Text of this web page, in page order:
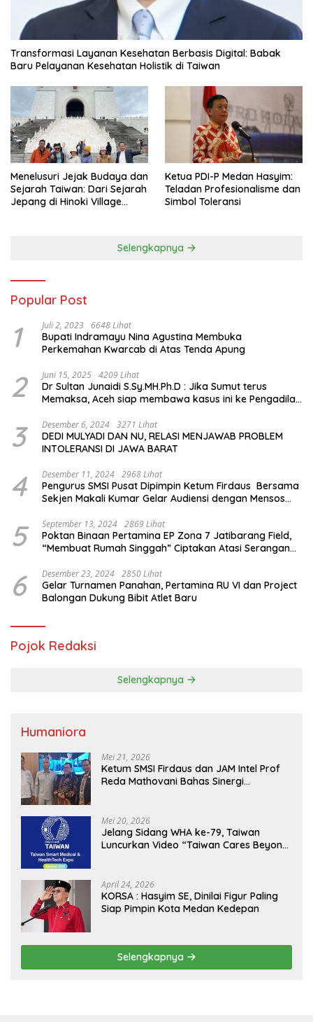
Transformasi Layanan Kesehatan Berbasis Digital: Babak
Baru Pelayanan Kesehatan Holistik di Taiwan
Menelusuri Jejak Budaya dan
Sejarah Taiwan: Dari Sejarah
Jepang di Hinoki Village
Ketua PDI-P Medan Hasyim:
Teladan Profesionalisme dan
Simbol Toleransi
Selengkapnya
Popular Post
1 Juli 2, 2023 6648 Lihat
Bupati Indramayu Nina Agustina Membuka
Perkemahan Kwarcab di Atas Tenda Apung
2 Juni 15, 2025 4209 Lihat
Dr Sultan Junaidi S.Sy.MH.Ph.D : Jika Sumut terus
Memaksa, Aceh siap membawa kasus ini ke Pengadilan
3 Desember 6, 2024 3271 Lihat
DEDI MULYADI DAN NU, RELASI MENJAWAB PROBLEM
INTOLERANSI DI JAWA BARAT
4 Desember 11, 2024 2968 Lihat
Pengurus SMSI Pusat Dipimpin Ketum Firdaus Bersama
Sekjen Makali Kumar Gelar Audiensi dengan Mensos
5 September 13, 2024 2869 Lihat
Poktan Binaan Pertamina EP Zona 7 Jatibarang Field,
“Membuat Rumah Singgah” Ciptakan Atasi Serangan
6 Desember 23, 2024 2850 Lihat
Gelar Turnamen Panahan, Pertamina RU VI dan Project
Balongan Dukung Bibit Atlet Baru
Pojok Redaksi
Selengkapnya
Humaniora
Mei 21, 2026
Ketum SMSI Firdaus dan JAM Intel Prof
Reda Mathovani Bahas Sinergi
MBG, Perkuat Pengawasan Program
Pemerintah
Mei 20, 2026
Jelang Sidang WHA ke-79, Taiwan
Luncurkan Video “Taiwan Cares Beyond
April 24, 2026
KORSA : Hasyim SE, Dinilai Figur Paling
Siap Pimpin Kota Medan Kedepan
Selengkapnya